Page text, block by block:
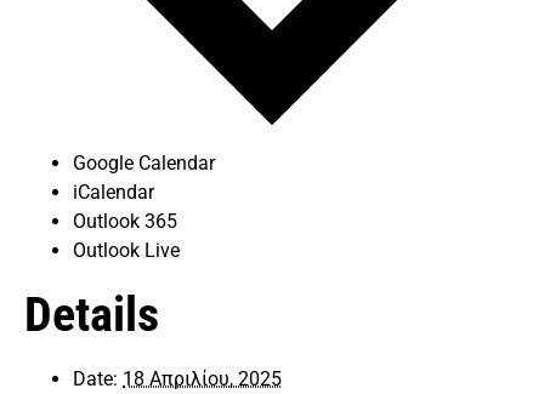
Google Calendar
iCalendar
Outlook 365
Outlook Live
Details
Date: 18 Απριλίου, 2025